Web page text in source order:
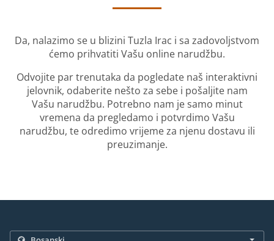
Da, nalazimo se u blizini Tuzla Irac i sa zadovoljstvom
ćemo prihvatiti Vašu online narudžbu.
Odvojite par trenutaka da pogledate naš interaktivni
jelovnik, odaberite nešto za sebe i pošaljite nam
Vašu narudžbu. Potrebno nam je samo minut
vremena da pregledamo i potvrdimo Vašu
narudžbu, te odredimo vrijeme za njenu dostavu ili
preuzimanje.